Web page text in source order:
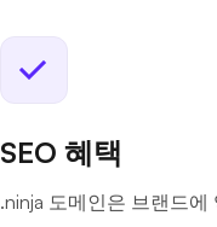
SEO 혜택
.ninja 도메인은 브랜드